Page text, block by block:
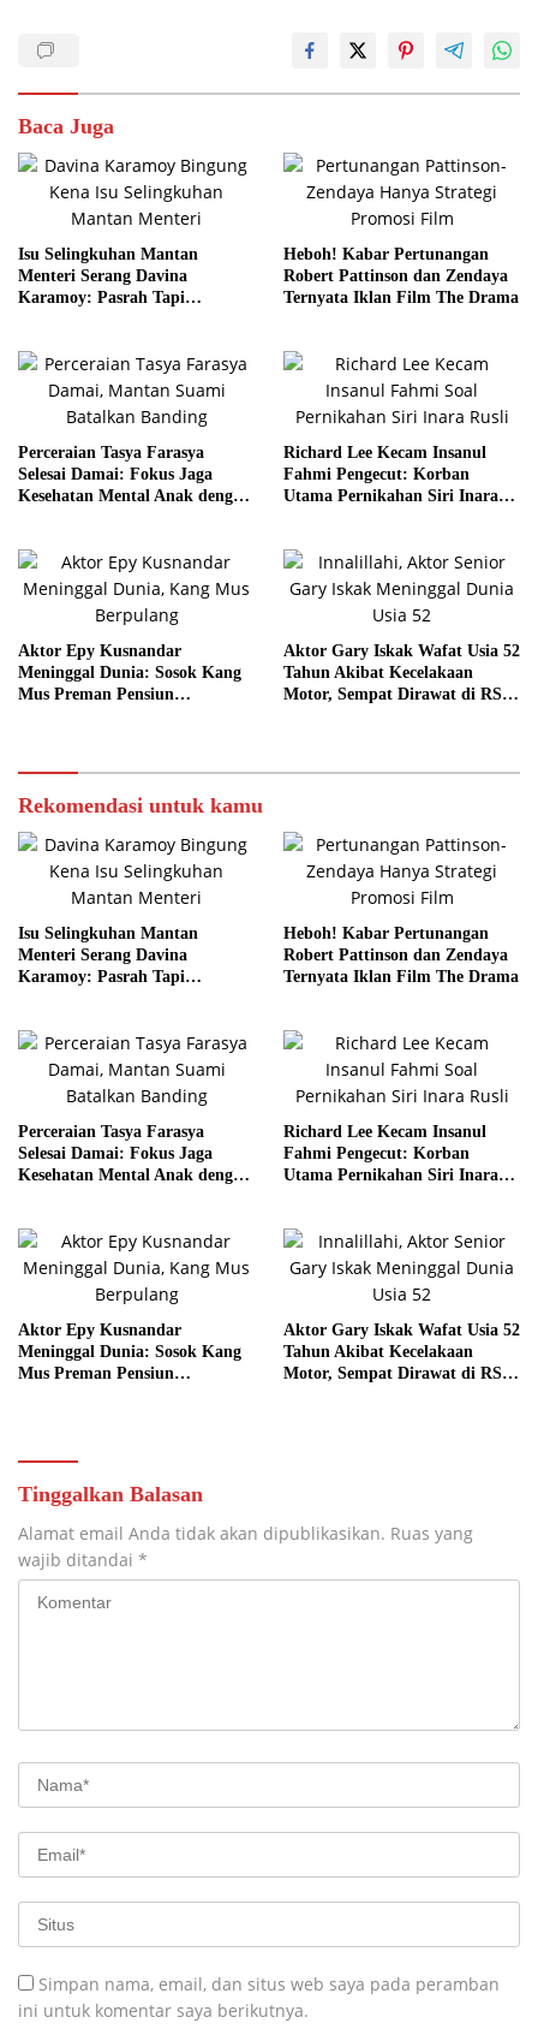
Baca Juga
Isu Selingkuhan Mantan
Menteri Serang Davina
Karamoy: Pasrah Tapi
Heboh! Kabar Pertunangan
Robert Pattinson dan Zendaya
Ternyata Iklan Film The Drama
Perceraian Tasya Farasya
Selesai Damai: Fokus Jaga
Kesehatan Mental Anak dengan
Richard Lee Kecam Insanul
Fahmi Pengecut: Korban
Utama Pernikahan Siri Inara
Aktor Epy Kusnandar
Meninggal Dunia: Sosok Kang
Mus Preman Pensiun
Aktor Gary Iskak Wafat Usia 52
Tahun Akibat Kecelakaan
Motor, Sempat Dirawat di RS
Rekomendasi untuk kamu
Isu Selingkuhan Mantan
Menteri Serang Davina
Karamoy: Pasrah Tapi
Heboh! Kabar Pertunangan
Robert Pattinson dan Zendaya
Ternyata Iklan Film The Drama
Perceraian Tasya Farasya
Selesai Damai: Fokus Jaga
Kesehatan Mental Anak dengan
Richard Lee Kecam Insanul
Fahmi Pengecut: Korban
Utama Pernikahan Siri Inara
Aktor Epy Kusnandar
Meninggal Dunia: Sosok Kang
Mus Preman Pensiun
Aktor Gary Iskak Wafat Usia 52
Tahun Akibat Kecelakaan
Motor, Sempat Dirawat di RS
Tinggalkan Balasan
Alamat email Anda tidak akan dipublikasikan. Ruas yang
wajib ditandai *
Simpan nama, email, dan situs web saya pada peramban
ini untuk komentar saya berikutnya.